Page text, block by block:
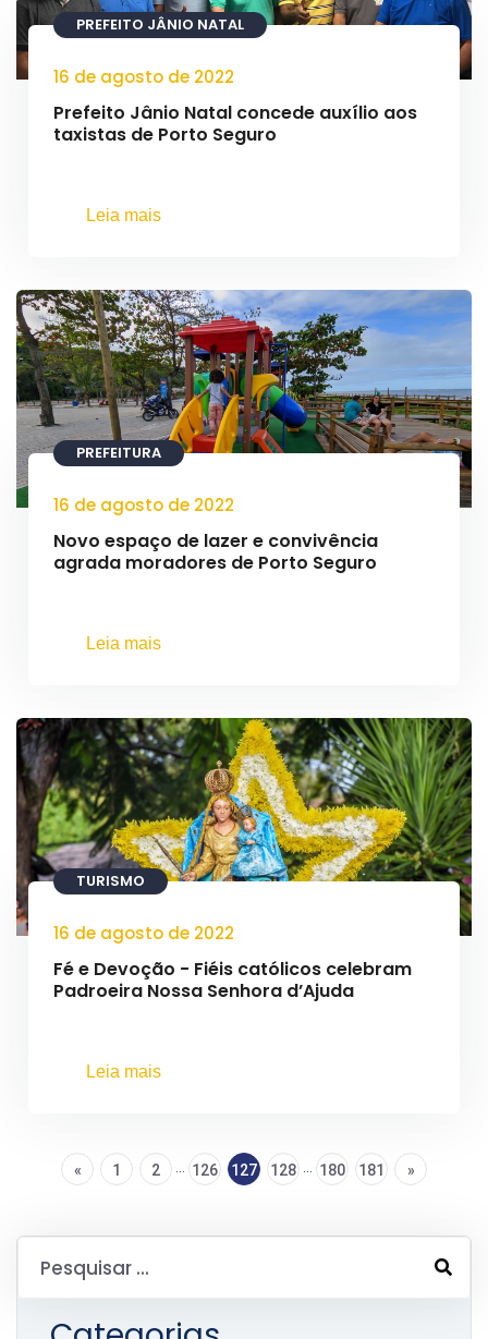
PREFEITO JÂNIO NATAL
16 de agosto de 2022
Prefeito Jânio Natal concede auxílio aos
taxistas de Porto Seguro
Leia mais
PREFEITURA
16 de agosto de 2022
Novo espaço de lazer e convivência
agrada moradores de Porto Seguro
Leia mais
TURISMO
16 de agosto de 2022
Fé e Devoção - Fiéis católicos celebram
Padroeira Nossa Senhora d’Ajuda
Leia mais
« 1 2 ... 126 127 128 ... 180 181 »